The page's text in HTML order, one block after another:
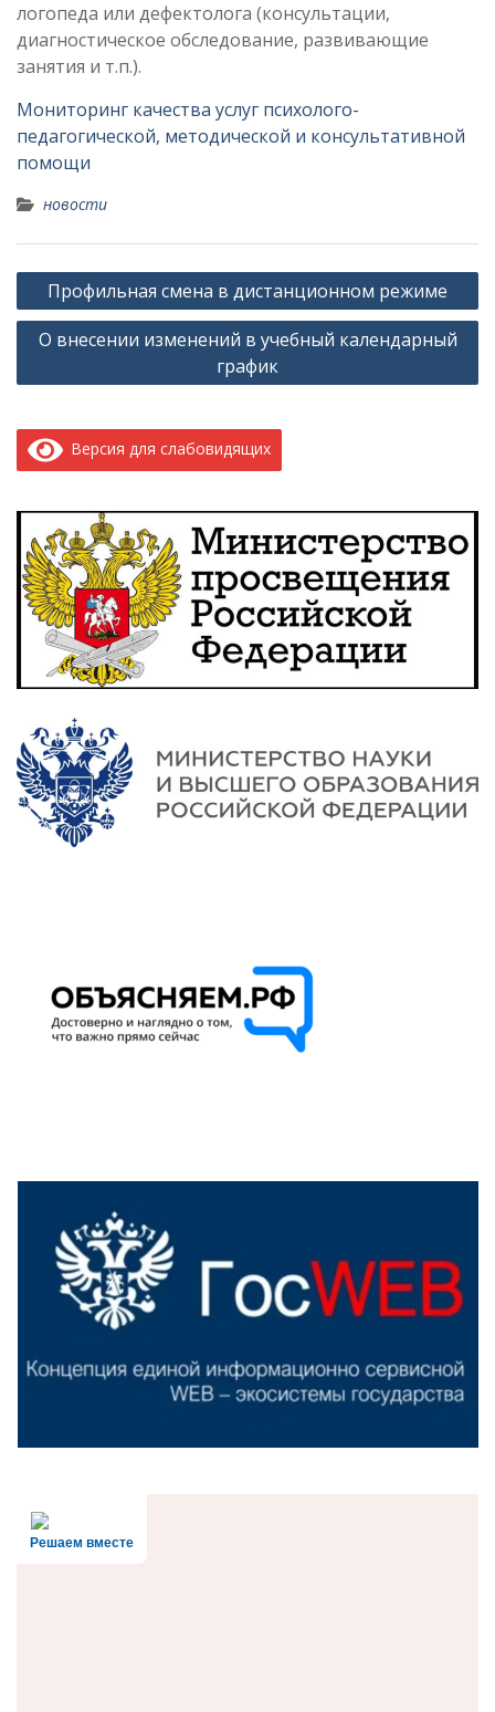
логопеда или дефектолога (консультации,
диагностическое обследование, развивающие
занятия и т.п.).
Мониторинг качества услуг психолого-
педагогической, методической и консультативной
помощи
новости
Навигация
по
записям
Профильная смена в дистанционном режиме
О внесении изменений в учебный календарный
график
Версия для слабовидящих
Решаем вместе